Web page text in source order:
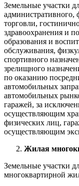
Земельные участки
административного,
торговли,
здравоохранения и
образования и
обслуживания,
спортивного
зрелищного
по оказанию
автомобильных
автомобильных
гаражей, за
осуществляющим
физических лиц,
осуществляющим
Жилая
Земельные участки
многоквартирной